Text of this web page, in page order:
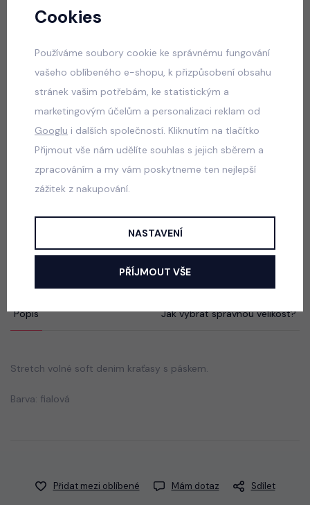
skladem
ALO mikina + sukně pudder pink
skladem
590 Kč
School sako + sukně blue
690 Kč
Popis Jak vybrat správnou velikost?
Stretch volné soft denim kraťasy s páskem.
Barva: fialová
Přidat mezi oblíbené Mám dotaz Sdílet
Cookies
Používáme soubory cookie ke správnému fungování
vašeho oblíbeného e-shopu, k přizpůsobení obsahu
stránek vašim potřebám, ke statistickým a
marketingovým účelům a personalizaci reklam od
Googlu i dalších společností. Kliknutím na tlačítko
Přijmout vše nám udělíte souhlas s jejich sběrem a
zpracováním a my vám poskytneme ten nejlepší
zážitek z nakupování.
NASTAVENÍ
PŘÍJMOUT VŠE